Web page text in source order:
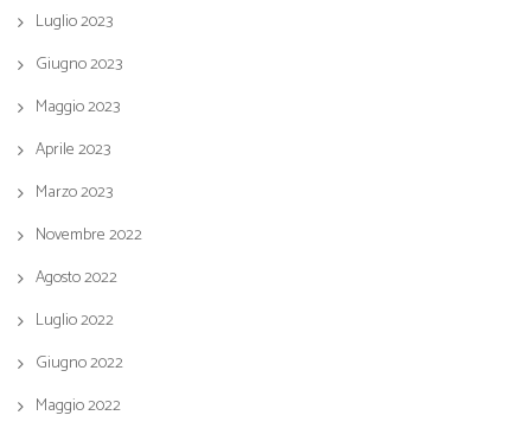
Luglio 2023
Giugno 2023
Maggio 2023
Aprile 2023
Marzo 2023
Novembre 2022
Agosto 2022
Luglio 2022
Giugno 2022
Maggio 2022